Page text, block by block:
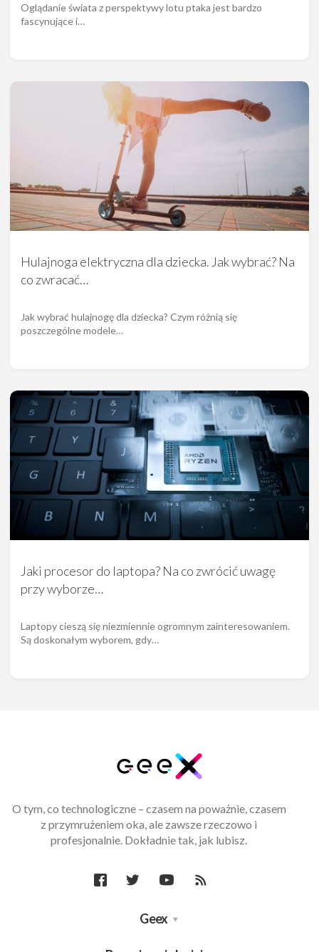
Oglądanie świata z perspektywy lotu ptaka jest bardzo
fascynujące i…
Hulajnoga elektryczna dla dziecka. Jak wybrać? Na
co zwracać…
Jak wybrać hulajnogę dla dziecka? Czym różnią się
poszczególne modele…
Jaki procesor do laptopa? Na co zwrócić uwagę
przy wyborze…
Laptopy cieszą się niezmiennie ogromnym zainteresowaniem.
Są doskonałym wyborem, gdy…
O tym, co technologiczne – czasem na poważnie, czasem
z przymrużeniem oka, ale zawsze rzeczowo i
profesjonalnie. Dokładnie tak, jak lubisz.
Geex